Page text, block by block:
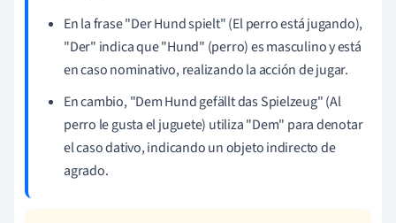
En la frase "Der Hund spielt" (El perro está jugando),
"Der" indica que "Hund" (perro) es masculino y está
en caso nominativo, realizando la acción de jugar.
En cambio, "Dem Hund gefällt das Spielzeug" (Al
perro le gusta el juguete) utiliza "Dem" para denotar
el caso dativo, indicando un objeto indirecto de
agrado.